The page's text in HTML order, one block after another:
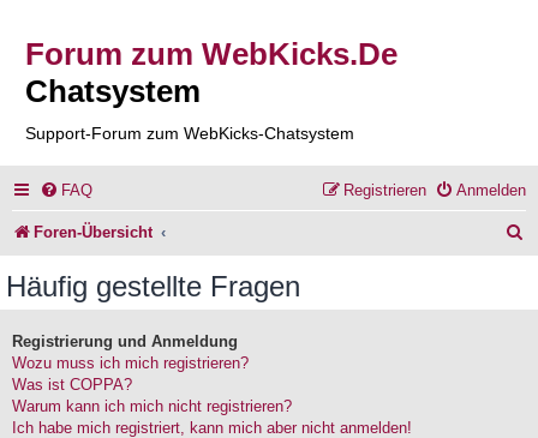
Forum zum WebKicks.De
Chatsystem
Support-Forum zum WebKicks-Chatsystem
FAQ Anmelden
Registrieren
Foren-Übersicht
Häufig gestellte Fragen
Registrierung und Anmeldung
Wozu muss ich mich registrieren?
Was ist COPPA?
Warum kann ich mich nicht registrieren?
Ich habe mich registriert, kann mich aber nicht anmelden!